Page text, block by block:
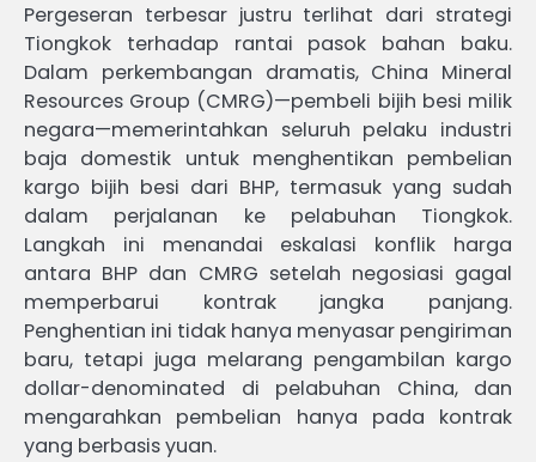
Pergeseran terbesar justru terlihat dari strategi
Tiongkok terhadap rantai pasok bahan baku.
Dalam perkembangan dramatis, China Mineral
Resources Group (CMRG)—pembeli bijih besi milik
negara—memerintahkan seluruh pelaku industri
baja domestik untuk menghentikan pembelian
kargo bijih besi dari BHP, termasuk yang sudah
dalam perjalanan ke pelabuhan Tiongkok.
Langkah ini menandai eskalasi konflik harga
antara BHP dan CMRG setelah negosiasi gagal
memperbarui kontrak jangka panjang.
Penghentian ini tidak hanya menyasar pengiriman
baru, tetapi juga melarang pengambilan kargo
dollar-denominated di pelabuhan China, dan
mengarahkan pembelian hanya pada kontrak
yang berbasis yuan.